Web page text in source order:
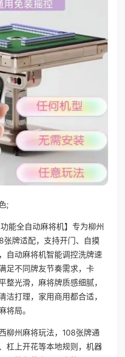
;
功能全自动麻将机】专为柳州
张牌适配，支持开门、自摸
自动麻将机智能调控洗牌速
足不同牌友节奏需求，卡
整光滑，麻将牌质感细腻，
洁打理，家用商用都合适，
将局。
柳州麻将玩法，108张牌通
杠上开花等本地规则，机器